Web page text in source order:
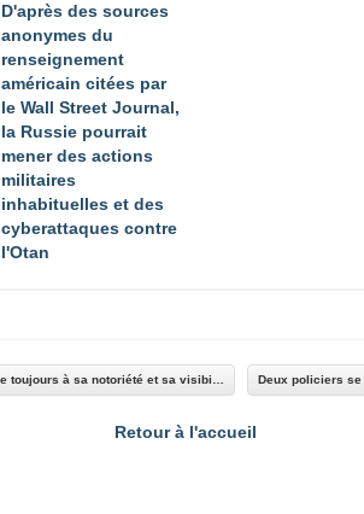
D'après des sources
anonymes du
renseignement
américain citées par
le Wall Street Journal,
la Russie pourrait
mener des actions
militaires
inhabituelles et des
cyberattaques contre
l'Otan
Retour à l'accueil